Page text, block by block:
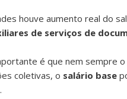
houve aumento real do
de serviços de
é que nem sempre o
coletivas, o salário base